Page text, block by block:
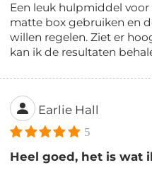
Een leuk hulpmiddel
matte box gebruiken en
willen regelen. Ziet er
kan ik de resultaten
Earlie Hall
5
Heel goed, het is wat